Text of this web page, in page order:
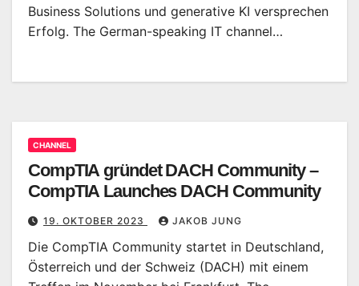
Business Solutions und generative KI versprechen
Erfolg. The German-speaking IT channel…
CHANNEL
CompTIA gründet DACH Community –
CompTIA Launches DACH Community
19. OKTOBER 2023 JAKOB JUNG
Die CompTIA Community startet in Deutschland,
Österreich und der Schweiz (DACH) mit einem